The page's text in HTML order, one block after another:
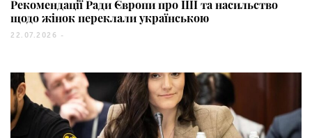
Рекомендації Ради Європи про ШІ та насильство
щодо жінок переклали українською
22.07.2026 -